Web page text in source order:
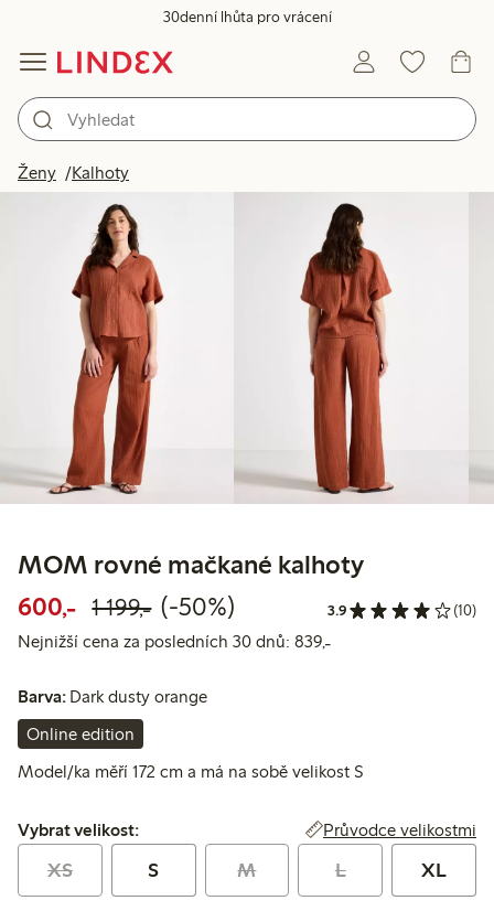
30denní lhůta pro vrácení
Ženy Kalhoty
MOM rovné mačkané kalhoty
600,- Snížená cena: 600,00 Kč
1 199,-Běžná cena: 1 199,00 Kč
50% sleva
(-50%) 3.9 (10)
Nejnižší cena za posledních 30 dnů: 839,-Nejnižší cena za
Barva: Dark dusty orange
Online edition
Model/ka měří 172 cm a má na sobě velikost S
Vybrat velikost:
Vybrat velikost: Průvodce velikostmi
XS S M L XL